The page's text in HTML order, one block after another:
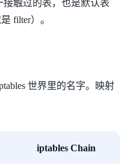
接触过的表，也是默认表
filter）。
世界里的名字。映射
iptables Chain